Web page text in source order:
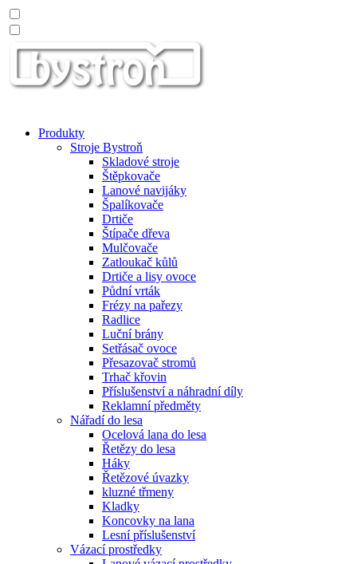
Produkty
Stroje Bystroň
Skladové stroje
Štěpkovače
Lanové navijáky
Špalíkovače
Drtiče
Štípače dřeva
Mulčovače
Zatloukač kůlů
Drtiče a lisy ovoce
Půdní vrták
Frézy na pařezy
Radlice
Luční brány
Setřásač ovoce
Přesazovač stromů
Trhač křovin
Příslušenství a náhradní díly
Reklamní předměty
Nářadí do lesa
Ocelová lana do lesa
Řetězy do lesa
Háky
Řetězové úvazky
kluzné třmeny
Kladky
Koncovky na lana
Lesní příslušenství
Vázací prostředky